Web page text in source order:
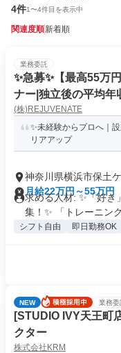
4件1〜4件目を表示中
関連度順新着順
業務委託
✨️急募✨️【最高55万
ナー|独立後の平均年
(株)REJUVENATE
✨未経験からプロへ｜
リアアップ
神奈川県横浜市保土
月給22万円～55万円
求める人材: ✨「好き
集！✨ 「トレーニン
シフト自由 即日勤務OK
NEW 業務委
[STUDIO IVY天王町
クター
株式会社KRM